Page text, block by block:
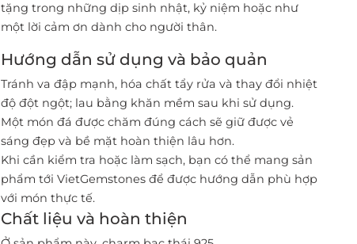
tặng trong những dịp sinh nhật, kỷ niệm hoặc như
một lời cảm ơn dành cho người thân.
Hướng dẫn sử dụng và bảo quản
Tránh va đập mạnh, hóa chất tẩy rửa và thay đổi nhiệt
độ đột ngột; lau bằng khăn mềm sau khi sử dụng.
Một món đá được chăm đúng cách sẽ giữ được vẻ
sáng đẹp và bề mặt hoàn thiện lâu hơn.
Khi cần kiểm tra hoặc làm sạch, bạn có thể mang sản
phẩm tới VietGemstones để được hướng dẫn phù hợp
với món thực tế.
Chất liệu và hoàn thiện